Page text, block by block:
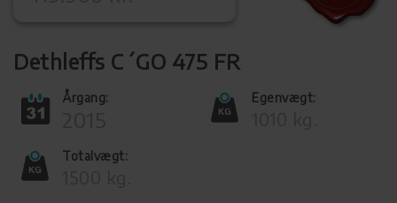
Dethleffs C´GO 475 FR
Årgang: Egenvægt:
Totalvægt: